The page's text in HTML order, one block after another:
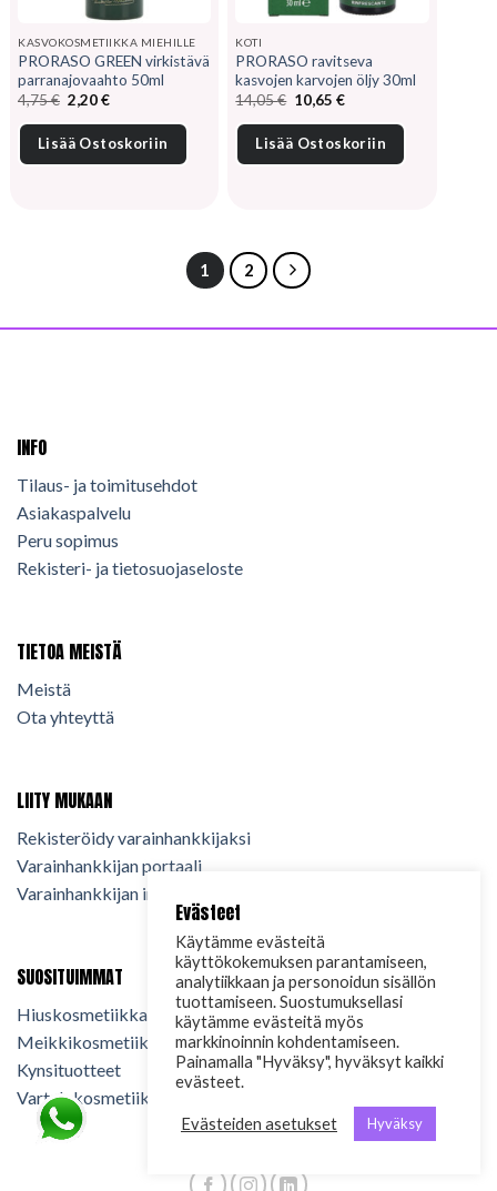
KASVOKOSMETIIKKA MIEHILLE
PRORASO GREEN virkistävä
parranajovaahto 50ml
4,75€ Alkuperäinen
hinta
oli:
4,75 €.
2,20€Nykyinen
on:
2,20 €.
Lisää Ostoskoriin
KOTI
PRORASO ravitseva
kasvojen karvojen öljy 30ml
14,05€ Alkuperäinen
hinta
oli:
14,05 €.
10,65€Nykyinen
on:
10,65 €.
Lisää Ostoskoriin
1 2
INFO
Tilaus- ja toimitusehdot
Asiakaspalvelu
Peru sopimus
Rekisteri- ja tietosuojaseloste
TIETOA MEISTÄ
Meistä
Ota yhteyttä
LIITY MUKAAN
Rekisteröidy varainhankkijaksi
Varainhankkijan portaali
Varainhankkijan info
SUOSITUIMMAT
Hiuskosmetiikka
Meikkikosmetiikka
Kynsituotteet
Vartalokosmetiikka
Evästeet
Käytämme evästeitä
käyttökokemuksen parantamiseen,
analytiikkaan ja personoidun sisällön
tuottamiseen. Suostumuksellasi
käytämme evästeitä myös
markkinoinnin kohdentamiseen.
Painamalla "Hyväksy", hyväksyt kaikki
evästeet.
Evästeiden asetukset Hyväksy